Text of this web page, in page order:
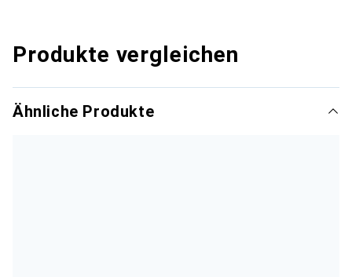
Produkte vergleichen
Ähnliche Produkte